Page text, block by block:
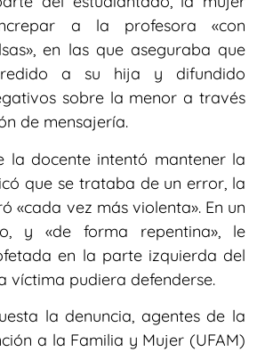
a la profesora «con
en las que aseguraba que
a su hija y difundido
sobre la menor a través
de mensajería.
la docente intentó mantener la
que se trataba de un error, la
«cada vez más violenta». En un
y «de forma repentina», le
en la parte izquierda del
víctima pudiera defenderse.
la denuncia, agentes de la
a la Familia y Mujer (UFAM)